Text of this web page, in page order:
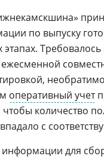
по выпуску
этапах.
оперативный учет
количество
с
для